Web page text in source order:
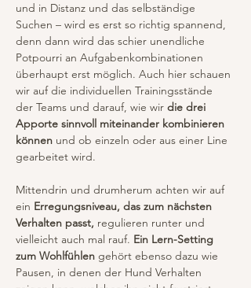
und in Distanz und das selbständige
Suchen – wird es erst so richtig spannend,
denn dann wird das schier unendliche
Potpourri an Aufgabenkombinationen
überhaupt erst möglich. Auch hier schauen
wir auf die individuellen Trainingsstände
der Teams und darauf, wie wir die drei
Apporte sinnvoll miteinander kombinieren
können und ob einzeln oder aus einer Line
gearbeitet wird.
Mittendrin und drumherum achten wir auf
ein Erregungsniveau, das zum nächsten
Verhalten passt, regulieren runter und
vielleicht auch mal rauf. Ein Lern-Setting
zum Wohlfühlen gehört ebenso dazu wie
Pausen, in denen der Hund Verhalten